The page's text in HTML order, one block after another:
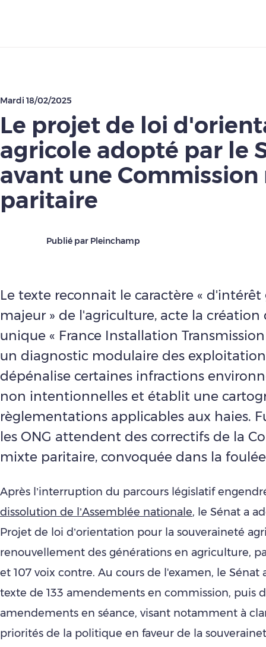
Mardi 18/02/2025
Le projet de loi
agricole adopté par le
avant une
paritaire
Publié par Pleinchamp
Le texte reconnait le caractère « d'intérêt
majeur » de l'agriculture, acte la
unique « France Installation
un diagnostic modulaire des
dépénalise certaines infractions
non intentionnelles et établit une
règlementations applicables aux haies.
les ONG attendent des correctifs de la
mixte paritaire, convoquée dans la
Après l’interruption du parcours législatif
dissolution de l’Assemblée nationale, le Sénat a
Projet de loi d’orientation pour la souveraineté
renouvellement des générations en agriculture,
et 107 voix contre. Au cours de l'examen, le Sénat
texte de 133 amendements en commission, puis
amendements en séance, visant notamment à
priorités de la politique en faveur de la